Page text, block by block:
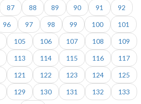
87 88 89 90 91 92
96 97 98 99 100 101
105 106 107 108 109
113 114 115 116 117
121 122 123 124 125
129 130 131 132 133